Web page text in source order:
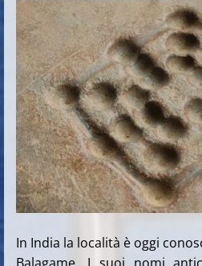
In India la località è oggi